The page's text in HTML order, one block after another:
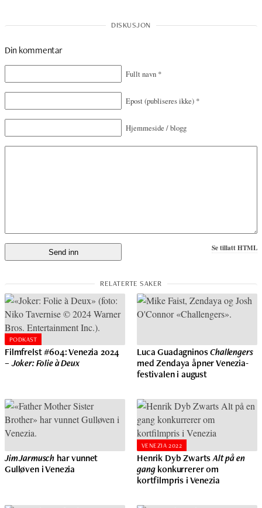
Din kommentar
Fullt navn *
Epost(publiseres ikke) *
Hjemmeside / blogg
Se tillatt HTML
PODKAST
Filmfrelst #604: Venezia 2024
–Joker: Folie à Deux
Luca GuadagninosChallengers
med Zendaya åpner Venezia-
festivalen i august
Jim Jarmusch har vunnet
Gulløven i Venezia
VENEZIA 2022
Henrik Dyb ZwartsAlt på en
gangkonkurrerer om
kortfilmpris i Venezia